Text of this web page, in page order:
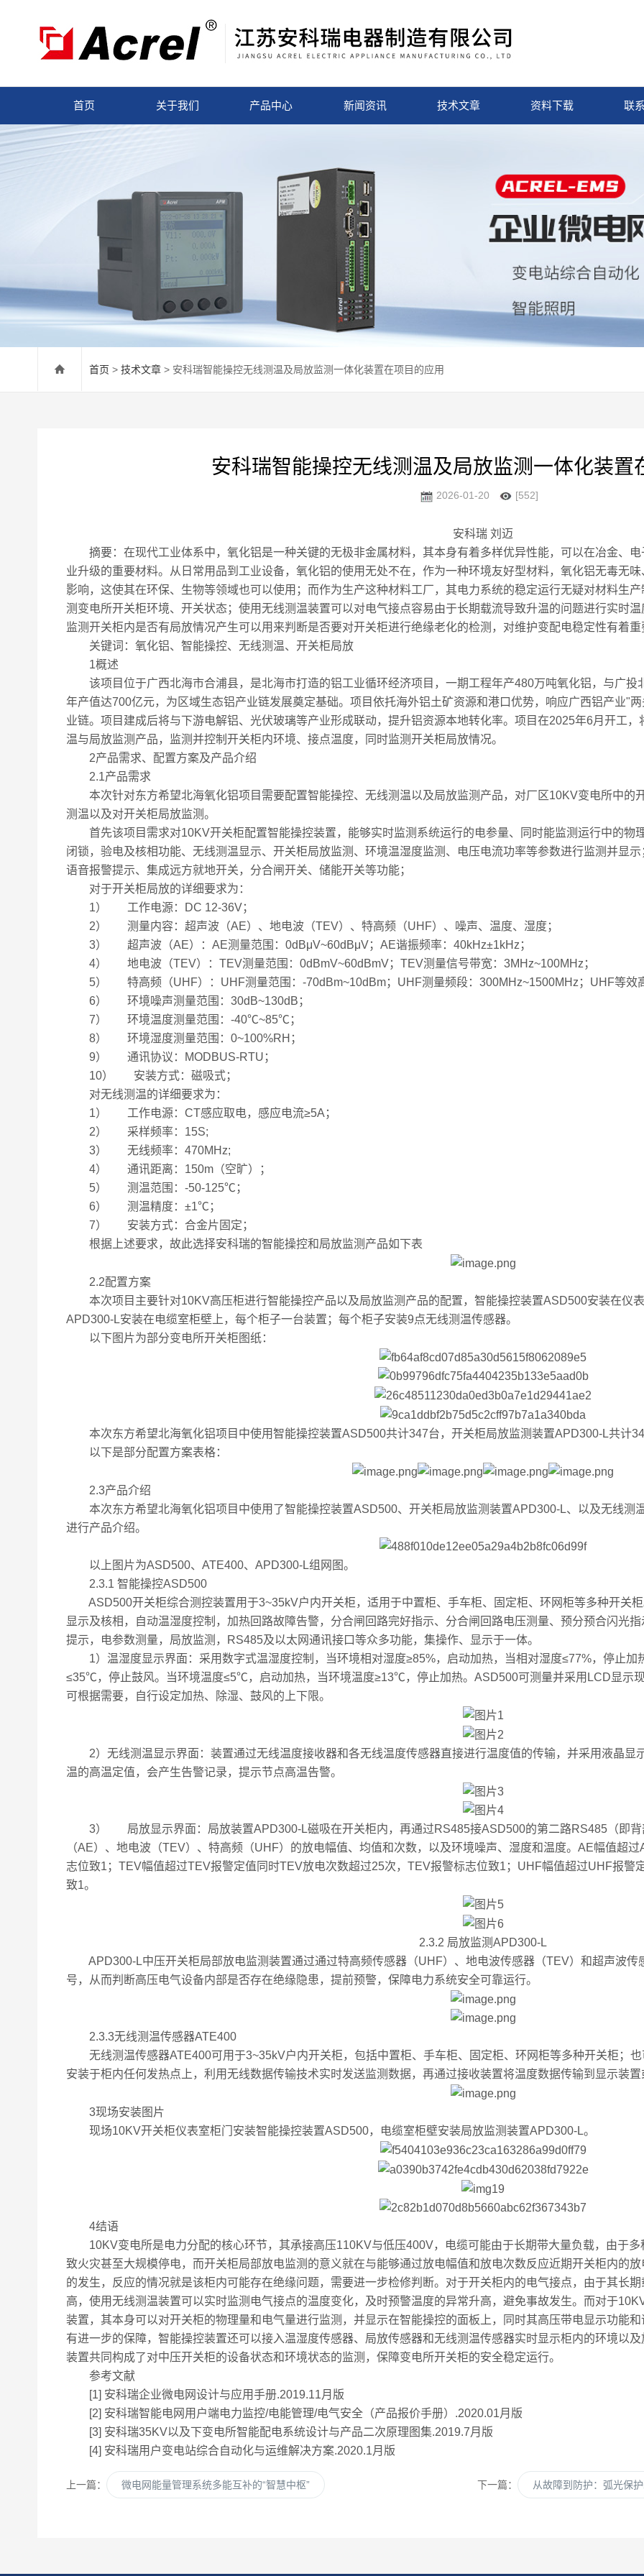
首页 关于我们 产品中心 新闻资讯 技术文章 资料下载 联
首页 > 技术文章 > 安科瑞智能操控无线测温及局放监测一体化装置在项目的应用
安科瑞智能操控无线测温及局放监测一体化装置
2026-01-20 [552]
安科瑞 刘迈
摘要：在现代工业体系中，氧化铝是一种关键的无极非金属材料，其本身有着多样优异性能，可以在冶金、电
业升级的重要材料。从日常用品到工业设备，氧化铝的使用无处不在，作为一种环境友好型材料，氧化铝无毒无
影响，这使其在环保、生物等领域也可以使用；而作为生产这种材料工厂，其电力系统的稳定运行无疑对材料生
测变电所开关柜环境、开关状态；使用无线测温装置可以对电气接点容易由于长期载流导致升温的问题进行实时
监测开关柜内是否有局放情况产生可以用来判断是否要对开关柜进行绝缘老化的检测，对维护变配电稳定性有着重
关键词：氧化铝、智能操控、无线测温、开关柜局放
1概述
该项目位于广西北海市合浦县，是北海市打造的铝工业循环经济项目，一期工程年产480万吨氧化铝，与广投
年产值达700亿元，为区域生态铝产业链发展奠定基础。项目依托海外铝土矿资源和港口优势，响应广西铝产业"
业链。项目建成后将与下游电解铝、光伏玻璃等产业形成联动，提升铝资源本地转化率。项目在2025年6月开工
温与局放监测产品，监测并控制开关柜内环境、接点温度，同时监测开关柜局放情况。
2产品需求、配置方案及产品介绍
2.1产品需求
本次针对东方希望北海氧化铝项目需要配置智能操控、无线测温以及局放监测产品，对厂区10KV变电所中的
测温以及对开关柜局放监测。
首先该项目需求对10KV开关柜配置智能操控装置，能够实时监测系统运行的电参量、同时能监测运行中的物
闭锁，验电及核相功能、无线测温显示、开关柜局放监测、环境温湿度监测、电压电流功率等参数进行监测并显
语音报警提示、集成远方就地开关，分合闸开关、储能开关等功能；
对于开关柜局放的详细要求为：
1） 工作电源：DC 12-36V；
2） 测量内容：超声波（AE）、地电波（TEV）、特高频（UHF）、噪声、温度、湿度；
3） 超声波（AE）：AE测量范围：0dBμV~60dBμV；AE谐振频率：40kHz±1kHz；
4） 地电波（TEV）：TEV测量范围：0dBmV~60dBmV；TEV测量信号带宽：3MHz~100MHz；
5） 特高频（UHF）：UHF测量范围：-70dBm~10dBm；UHF测量频段：300MHz~1500MHz；UHF等效高
6） 环境噪声测量范围：30dB~130dB；
7） 环境温度测量范围：-40℃~85℃；
8） 环境湿度测量范围：0~100%RH；
9） 通讯协议：MODBUS-RTU；
10） 安装方式：磁吸式；
对无线测温的详细要求为：
1） 工作电源：CT感应取电，感应电流≥5A；
2） 采样频率：15S;
3） 无线频率：470MHz;
4） 通讯距离：150m（空旷）；
5） 测温范围：-50-125℃；
6） 测温精度：±1℃；
7） 安装方式：合金片固定；
根据上述要求，故此选择安科瑞的智能操控和局放监测产品如下表
2.2配置方案
本次项目主要针对10KV高压柜进行智能操控产品以及局放监测产品的配置，智能操控装置ASD500安装在仪
APD300-L安装在电缆室柜壁上，每个柜子一台装置；每个柜子安装9点无线测温传感器。
以下图片为部分变电所开关柜图纸：
本次东方希望北海氧化铝项目中使用智能操控装置ASD500共计347台，开关柜局放监测装置APD300-L共计
以下是部分配置方案表格：
2.3产品介绍
本次东方希望北海氧化铝项目中使用了智能操控装置ASD500、开关柜局放监测装置APD300-L、以及无线测
进行产品介绍。
以上图片为ASD500、ATE400、APD300-L组网图。
2.3.1 智能操控ASD500
ASD500开关柜综合测控装置用于3~35kV户内开关柜，适用于中置柜、手车柜、固定柜、环网柜等多种开关
显示及核相，自动温湿度控制，加热回路故障告警，分合闸回路完好指示、分合闸回路电压测量、预分预合闪光
提示，电参数测量，局放监测，RS485及以太网通讯接口等众多功能，集操作、显示于一体。
1）温湿度显示界面：采用数字式温湿度控制，当环境相对湿度≥85%，启动加热，当相对湿度≤77%，停止加
≤35℃，停止鼓风。当环境温度≤5℃，启动加热，当环境温度≥13℃，停止加热。ASD500可测量并采用LCD显示现
可根据需要，自行设定加热、除湿、鼓风的上下限。
2）无线测温显示界面：装置通过无线温度接收器和各无线温度传感器直接进行温度值的传输，并采用液晶显
温的高温定值，会产生告警记录，提示节点高温告警。
3） 局放显示界面：局放装置APD300-L磁吸在开关柜内，再通过RS485接ASD500的第二路RS485（即背
（AE）、地电波（TEV）、特高频（UHF）的放电幅值、均值和次数，以及环境噪声、湿度和温度。AE幅值超
志位致1；TEV幅值超过TEV报警定值同时TEV放电次数超过25次，TEV报警标志位致1；UHF幅值超过UHF报警
致1。
2.3.2 局放监测APD300-L
APD300-L中压开关柜局部放电监测装置通过通过特高频传感器（UHF）、地电波传感器（TEV）和超声波传
号，从而判断高压电气设备内部是否存在绝缘隐患，提前预警，保障电力系统安全可靠运行。
2.3.3无线测温传感器ATE400
无线测温传感器ATE400可用于3~35kV户内开关柜，包括中置柜、手车柜、固定柜、环网柜等多种开关柜；也
安装于柜内任何发热点上，利用无线数据传输技术实时发送监测数据，再通过接收装置将温度数据传输到显示装置
3现场安装图片
现场10KV开关柜仪表室柜门安装智能操控装置ASD500，电缆室柜壁安装局放监测装置APD300-L。
4结语
10KV变电所是电力分配的核心环节，其承接高压110KV与低压400V，电缆可能由于长期带大量负载，由于多
致火灾甚至大规模停电，而开关柜局部放电监测的意义就在与能够通过放电幅值和放电次数反应近期开关柜内的
的发生，反应的情况就是该柜内可能存在绝缘问题，需要进一步检修判断。对于开关柜内的电气接点，由于其长
高，使用无线测温装置可以实时监测电气接点的温度变化，及时预警温度的异常升高，避免事故发生。而对于
装置，其本身可以对开关柜的物理量和电气量进行监测，并显示在智能操控的面板上，同时其高压带电显示功能
有进一步的保障，智能操控装置还可以接入温湿度传感器、局放传感器和无线测温传感器实时显示柜内的环境以
装置共同构成了对中压开关柜的设备状态和环境状态的监测，保障变电所开关柜的安全稳定运行。
参考文献
[1] 安科瑞企业微电网设计与应用手册.2019.11月版
[2] 安科瑞智能电网用户端电力监控/电能管理/电气安全（产品报价手册）.2020.01月版
[3] 安科瑞35KV以及下变电所智能配电系统设计与产品二次原理图集.2019.7月版
[4] 安科瑞用户变电站综合自动化与运维解决方案.2020.1月版
上一篇： 微电网能量管理系统多能互补的“智慧中枢” 下一篇： 从故障到防护：弧光保